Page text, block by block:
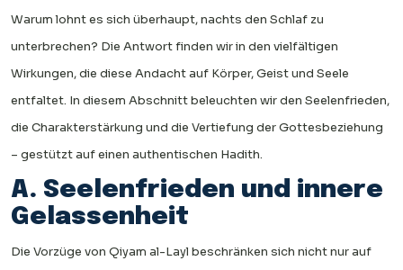
Warum lohnt es sich überhaupt, nachts den Schlaf zu
unterbrechen? Die Antwort finden wir in den vielfältigen
Wirkungen, die diese Andacht auf Körper, Geist und Seele
entfaltet. In diesem Abschnitt beleuchten wir den Seelenfrieden,
die Charakterstärkung und die Vertiefung der Gottesbeziehung
– gestützt auf einen authentischen Hadith.
A. Seelenfrieden und innere
Gelassenheit
Die Vorzüge von Qiyam al-Layl beschränken sich nicht nur auf